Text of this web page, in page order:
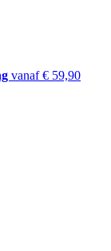
vanaf € 59,90